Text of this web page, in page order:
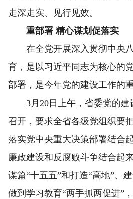
走深走实、见行见效。
重部署 精心谋划促落实
在全党开展深入贯彻中央八
育，是以习近平同志为核心的
部署，是今年党的建设工作的
3月20日上午，省委党的建
召开，要求全省各级党组织要
落实党中央重大决策部署结合
廉政建设和反腐败斗争结合起
谋篇“十五五”和打造“高地”、
做到学习教育“两手抓两促进”